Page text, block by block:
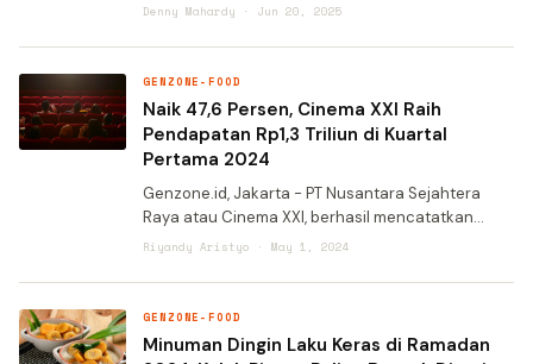
Super App sebagai solusi digital terintegrasi
Aplikasi ini menjadi bagia
Denny Mahardy · Jun 20, 2025
GENZONE-FOOD
Naik 47,6 Persen, Cinema XXI Raih
Pendapatan Rp1,3 Triliun di Kuartal
Pertama 2024
Genzone.id, Jakarta - PT Nusantara Sejahtera
Raya atau Cinema XXI, berhasil mencatatkan
kinerja yang positif di kuartal-1 2024. Sepanjang
pendapatan Rp1,3 tr
Riyandy Aristyo · May 1, 2024
GENZONE-FOOD
Minuman Dingin Laku Keras di Ramadan